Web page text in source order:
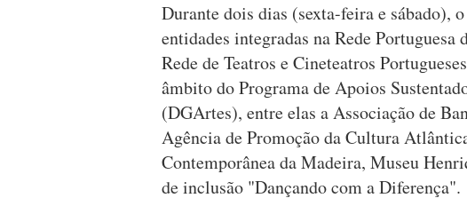
Durante dois dias (sexta-feira e sábado),
entidades integradas na Rede
Rede de Teatros e Cineteatros
âmbito do Programa de Apoios
(DGArtes), entre elas a Associação de
Agência de Promoção da Cultura
Contemporânea da Madeira, Museu
de inclusão "Dançando com a Diferença".